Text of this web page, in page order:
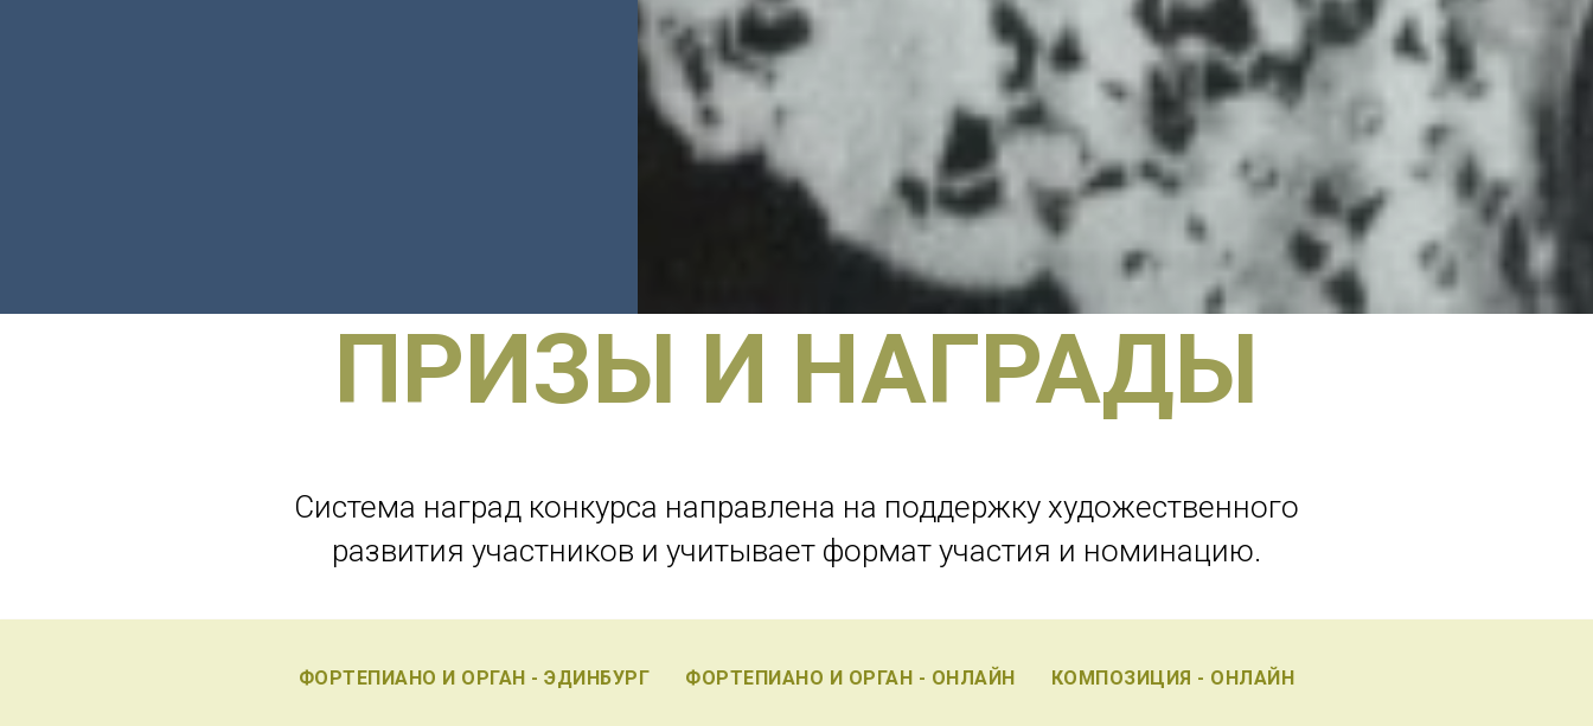
ПРИЗЫ И НАГРАДЫ
Система наград конкурса направлена на поддержку художественного
развития участников и учитывает формат участия и номинацию.
ФОРТЕПИАНО И ОРГАН - ЭДИНБУРГ ФОРТЕПИАНО И ОРГАН - ОНЛАЙН КОМПОЗИЦИЯ - ОНЛАЙН